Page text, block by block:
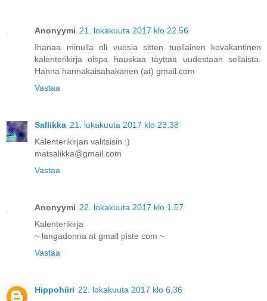
Anonyymi 21. lokakuuta 2017 klo 22.56
Ihanaa minulla oli vuosia sitten tuollainen kovakantinen
kalenterikirja oispa hauskaa täyttää uudestaan sellaista.
Hanna hannakaisahakanen (at) gmail.com
Vastaa
Sallikka 21. lokakuuta 2017 klo 23.38
Kalenterikirjan valitsisin :)
matsalikka@gmail.com
Vastaa
Anonyymi 22. lokakuuta 2017 klo 1.57
Kalenterikirja
~ langadonna at gmail piste com ~
Vastaa
Hippohiiri 22. lokakuuta 2017 klo 6.36